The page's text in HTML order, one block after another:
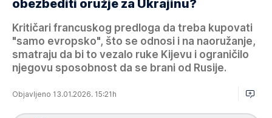
obezbediti oružje za Ukrajinu?
Kritičari francuskog predloga da treba kupovati
"samo evropsko", što se odnosi i na naoružanje,
smatraju da bi to vezalo ruke Kijevu i ograničilo
njegovu sposobnost da se brani od Rusije.
Objavljeno 13.01.2026. 15:21h